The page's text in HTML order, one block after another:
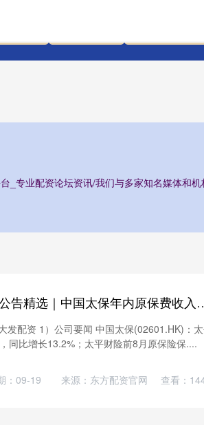
_专业配资论坛资讯/我们与多家知名媒体和
大发配资 港股公告精选｜中国太保
发配资 1）公司要闻 中国太保(02601.HK)：
同比增长13.2%；太平财险前8月原保险保....
：09-19 来源：东方配资官网 查看：